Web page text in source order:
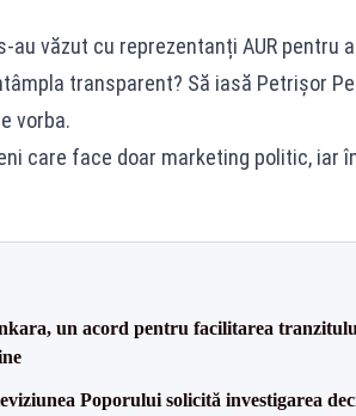
au văzut cu reprezentanți AUR pentru
transparent? Să iasă Petrișor
vorba.
care face doar marketing politic, iar
un acord pentru facilitarea
Poporului solicită investigarea